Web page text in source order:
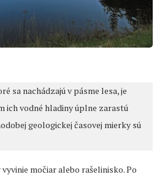
sa nachádzajú v pásme lesa, je
ich vodné hladiny úplne zarastú
geologickej časovej mierky sú
močiar alebo rašelinisko. Po